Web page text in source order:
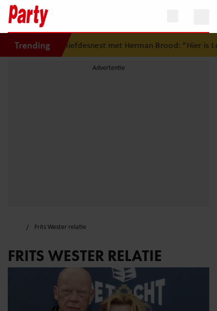
Trending
op eerste liefdesnest met Herman Brood: “Hier is
Frits Wester relatie
FRITS WESTER RELATIE